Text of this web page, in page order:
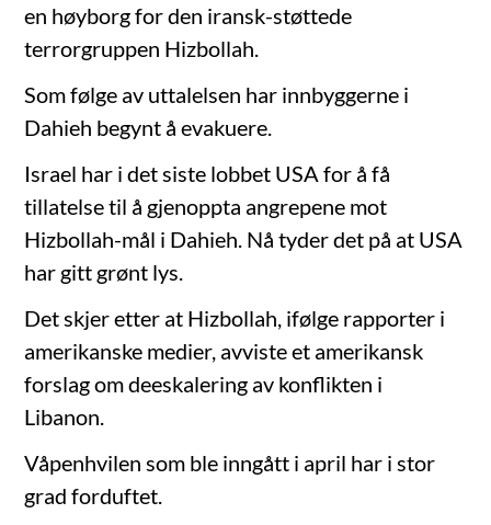
en høyborg for den iransk-støttede
terrorgruppen Hizbollah.
Som følge av uttalelsen har innbyggerne i
Dahieh begynt å evakuere.
Israel har i det siste lobbet USA for å få
tillatelse til å gjenoppta angrepene mot
Hizbollah-mål i Dahieh. Nå tyder det på at USA
har gitt grønt lys.
Det skjer etter at Hizbollah, ifølge rapporter i
amerikanske medier, avviste et amerikansk
forslag om deeskalering av konflikten i
Libanon.
Våpenhvilen som ble inngått i april har i stor
grad forduftet.